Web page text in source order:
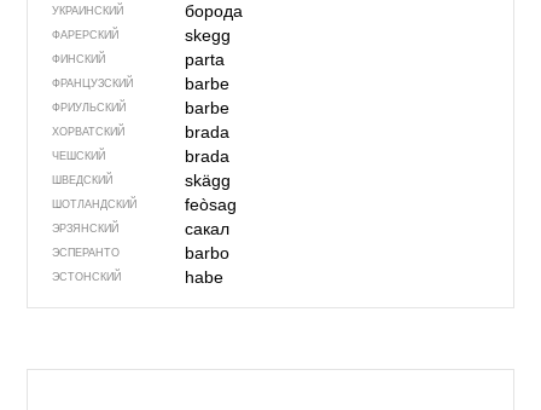
УКРАИНСКИЙ борода
ФАРЕРСКИЙ skegg
ФИНСКИЙ parta
ФРАНЦУЗСКИЙ barbe
ФРИУЛЬСКИЙ barbe
ХОРВАТСКИЙ brada
ЧЕШСКИЙ brada
ШВЕДСКИЙ skägg
ШОТЛАНДСКИЙ feòsag
ЭРЗЯНСКИЙ сакал
ЭСПЕРАНТО barbo
ЭСТОНСКИЙ habe